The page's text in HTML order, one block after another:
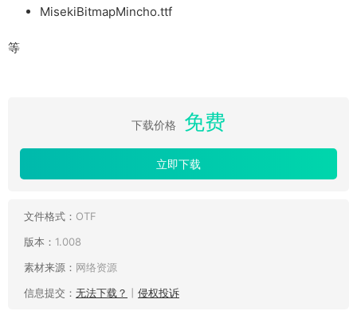
MisekiBitmapMincho.ttf
等
下载价格 免费
立即下载
文件格式： OTF
版本： 1.008
素材来源： 网络资源
信息提交： 无法下载？ 侵权投诉